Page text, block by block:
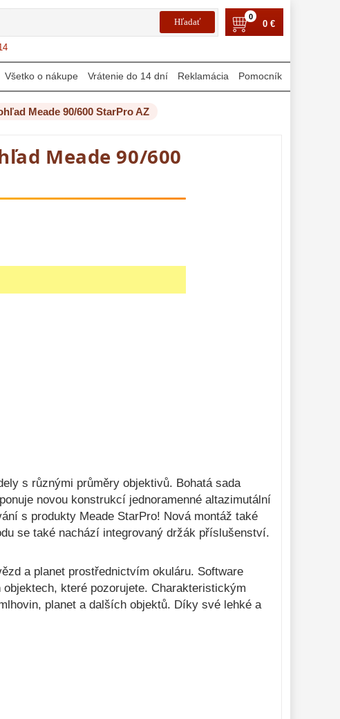
0
0 €
Všetko o nákupe Vrátenie do 14 dní Reklamácia Pomocník
Meade 90/600 StarPro AZ
Meade 90/600
s různými průměry objektivů. Bohatá sada
novou konstrukcí jednoramenné altazimutální
s produkty Meade StarPro! Nová montáž také
se také nachází integrovaný držák příslušenství.
a planet prostřednictvím okuláru. Software
které pozorujete. Charakteristickým
planet a dalších objektů. Díky své lehké a